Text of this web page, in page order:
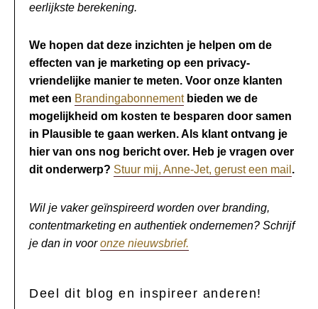
eerlijkste berekening.
We hopen dat deze inzichten je helpen om de
effecten van je marketing op een privacy-
vriendelijke manier te meten. Voor onze klanten
met een Brandingabonnementbieden we de
mogelijkheid om kosten te besparen door samen
in Plausible te gaan werken. Als klant ontvang je
hier van ons nog bericht over. Heb je vragen over
dit onderwerp? Stuur mij, Anne-Jet, gerust een mail .
Wil je vaker geïnspireerd worden over branding,
contentmarketing en authentiek ondernemen? Schrijf
je dan in vooronze nieuwsbrief.
Deel dit blog en inspireer anderen!